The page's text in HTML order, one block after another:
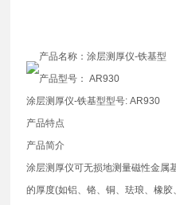
产品名称：涂层测厚仪-铁基型
产品型号： AR930
涂层测厚仪-铁基型型号: AR930
产品特点
产品简介
涂层测厚仪可无损地测量磁性金属
的厚度(如铝、铬、铜、珐琅、橡胶